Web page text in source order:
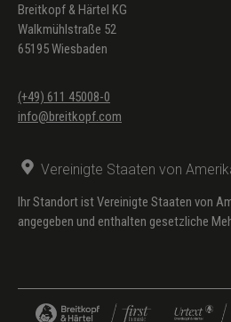
Breitkopf & Härtel KG
Walkmühlstraße 52
65195 Wiesbaden
(+49) 611 45008-0
info@breitkopf.com
Vereinigte Staaten von
Ihr Standort ist Vereinigte Staaten von
angegeben und enthalten gesetzliche